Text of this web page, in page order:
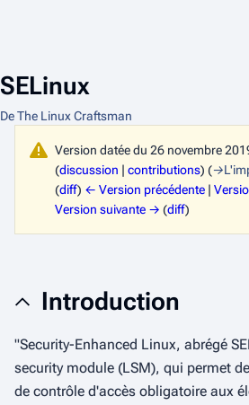
SELinux
De The Linux Craftsman
Version datée du 26 novembre
(discussion | contributions) (→
(diff) ← Version précédente |
Version suivante → (diff)
Introduction
"Security-Enhanced Linux, abrégé
security module (LSM), qui permet
de contrôle d'accès obligatoire aux